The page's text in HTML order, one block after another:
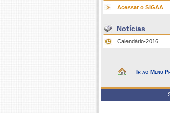
Acessar o SIGAA
Notícias
Calendário-2016
Ir ao Menu